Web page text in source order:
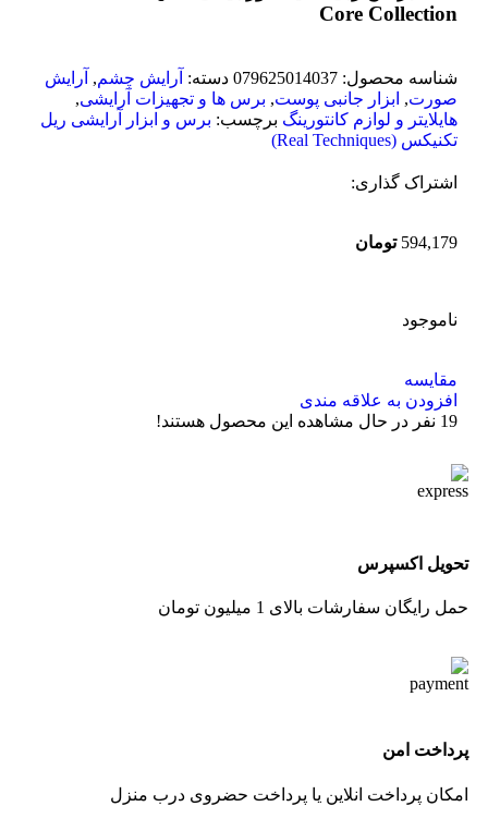
Core Collection
شناسه محصول: 079625014037 دسته: آرایش چشم, آرایش
صورت, ابزار جانبی پوست, برس ها و تجهیزات آرایشی,
هایلایتر و لوازم کانتورینگ برچسب: برس و ابزار آرایشی ریل
تکنیکس (Real Techniques)
اشتراک گذاری:
594,179 تومان
ناموجود
مقایسه
افزودن به علاقه مندی
19 نفر در حال مشاهده این محصول هستند!
تحویل اکسپرس
حمل رایگان سفارشات بالای 1 میلیون تومان
پرداخت امن
امکان پرداخت انلاین یا پرداخت حضروی درب منزل